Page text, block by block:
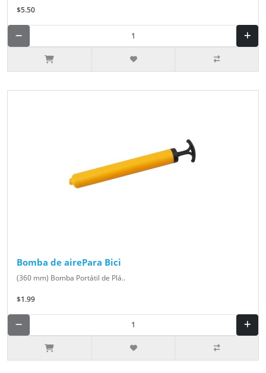
$5.50
Bomba de airePara Bici
(360 mm) Bomba Portátil de Plá..
$1.99